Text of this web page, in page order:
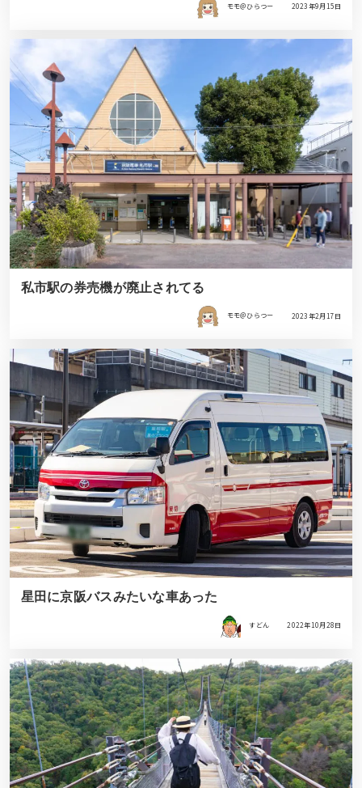
モモ＠ひらつー 2023年9月15日
私市駅の券売機が廃止されてる
モモ＠ひらつー 2023年2月17日
星田に京阪バスみたいな車あった
すどん 2022年10月28日